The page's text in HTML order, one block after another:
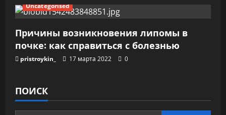
Uncategorised
Причины возникновения липомы в
почке: как справиться с болезнью
pristroykin_ 17 марта 2022 0
ПОИСК